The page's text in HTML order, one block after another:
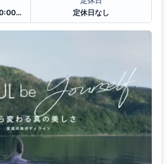
[お電話受付時間] (平日)10:00〜23:00 (土・日)10:00〜21:00
定休日なし